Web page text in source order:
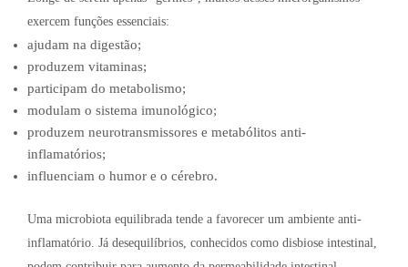
exercem funções essenciais:
ajudam na digestão;
produzem vitaminas;
participam do metabolismo;
modulam o sistema imunológico;
produzem neurotransmissores e metabólitos anti-
inflamatórios;
influenciam o humor e o cérebro.
Uma microbiota equilibrada tende a favorecer um ambiente anti-
inflamatório. Já desequilíbrios, conhecidos como disbiose intestinal,